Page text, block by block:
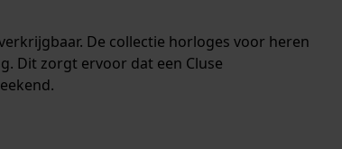
De collectie horloges voor heren
Dit zorgt ervoor dat een Cluse